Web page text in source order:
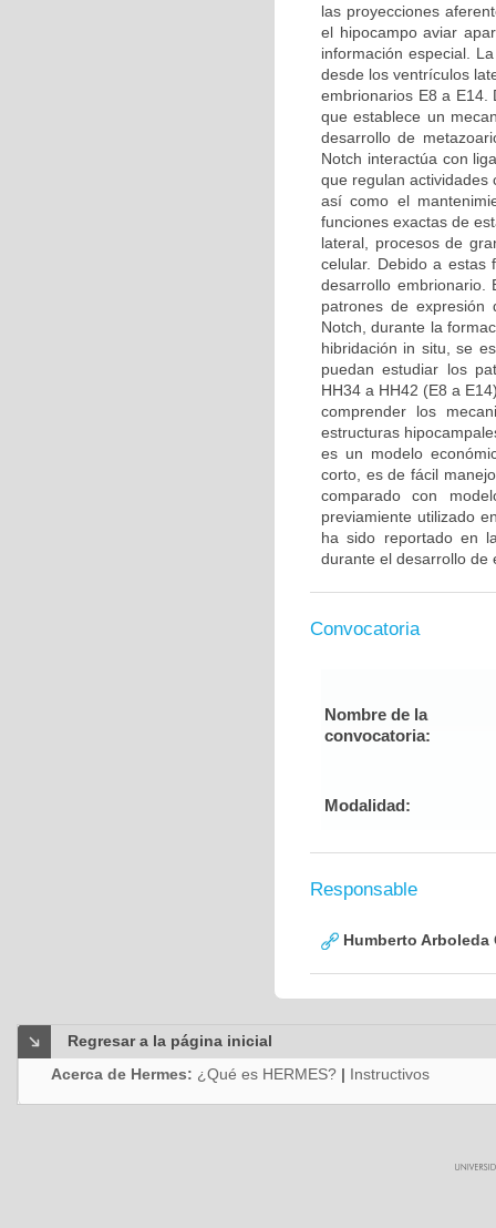
las proyecciones
el hipocampo aviar
información especial.
desde los ventrículos
embrionarios E8 a E14.
que establece un
desarrollo de
Notch interactúa con
que regulan actividades
así como el
funciones exactas de
lateral, procesos de
celular. Debido a estas
desarrollo embrionario.
patrones de
Notch, durante la
hibridación in situ, se
puedan estudiar los
HH34 a HH42 (E8 a
comprender los
estructuras
es un modelo
corto, es de fácil
comparado con
previamiente utilizado
ha sido reportado en
durante el desarrollo de
Convocatoria
Nombre de la
convocatoria:
Modalidad:
Responsable
Humberto Arboleda
Regresar a la página inicial
Acerca de Hermes: ¿Qué es HERMES? | Instructivos